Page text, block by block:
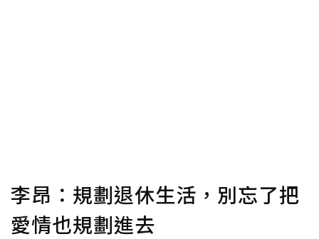
李昂：規劃退休生活，別忘了把
愛情也規劃進去